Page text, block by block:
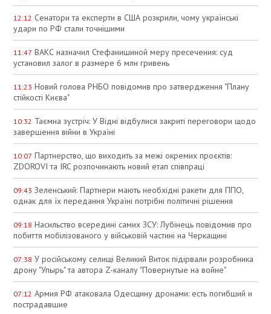
12:12 Сенатори та експерти в США розкрили, чому українські
удари по РФ стали точнішими
11:47 ВАКС назначил Стефанишиной меру пресечения: суд
установил залог в размере 6 млн гривень
11:23 Новий голова РНБО повідомив про затвердження "Плану
стійкості Києва"
10:32 Таємна зустріч: У Відні відбулися закриті переговори щодо
завершення війни в Україні
10:07 Партнерство, що виходить за межі окремих проєктів:
ZDOROVI та IRC розпочинають новий етап співпраці
09:43 Зеленський: Партнери мають необхідні ракети для ППО,
однак для їх передання Україні потрібні політичні рішення
09:18 Насильство всередині самих ЗСУ: Лубінець повідомив про
побиття мобілізованого у військовій частині на Черкащині
07:38 У російському селищі Великий Виток підірвали розробника
дрону "Упырь" та автора Z-каналу "Повернутые на войне"
07:12 Армия РФ атаковала Одесщину дронами: есть погибший и
пострадавшие